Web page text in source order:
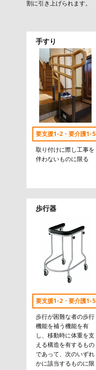
割に引き上げられます。
手すり
要支援1-2・要介護1-5
取り付けに際し工事を
伴わないものに限る
歩行器
要支援1-2・要介護1-5
歩行が困難な者の歩行
機能を補う機能を有
し、移動時に体重を支
える構造を有するもの
であって、次のいずれ
かに該当するものに限